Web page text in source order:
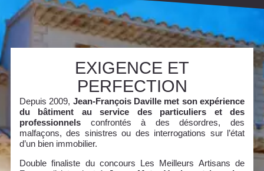
EXIGENCE ET
PERFECTION
Depuis 2009, Jean-François Daville met son expérience
du bâtiment au service des particuliers et des
professionnelsconfrontés à des désordres, des
malfaçons, des sinistres ou des interrogations sur l’état
d’un bien immobilier.
Double finaliste du concours Les Meilleurs Artisans de